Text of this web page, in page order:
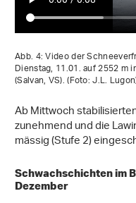
Abb. 4: Video der
Dienstag, 11.01. auf 2552 m
(Salvan, VS). (Foto: J.L.
Ab Mittwoch
zunehmend und die
mässig (Stufe 2)
Schwachschichten im
Dezember